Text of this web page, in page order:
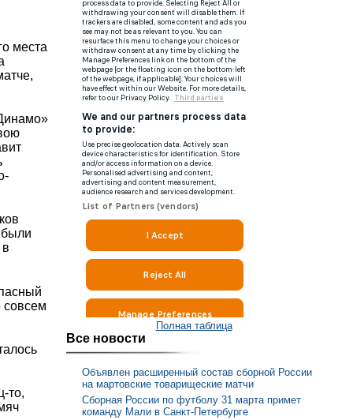
места
были
совсем
то,
Полная таблица
Все новости
Объявлен расширенный состав сборной России
на мартовские товарищеские матчи
Сборная России по футболу 31 марта примет
команду Мали в Санкт-Петербурге